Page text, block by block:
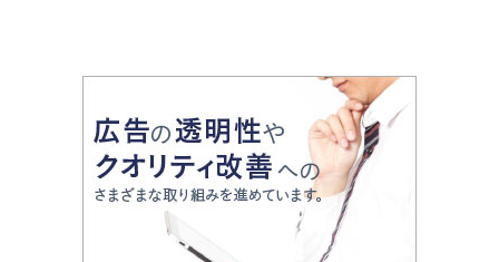
大阪府
兵庫県 京都府 奈良県
和歌山県
鳥取県
島根県 岡山県 広島県
香川県
高知県
教育全般
大学受験塾の選び方
中学受験に熱心な市区町村ランキング
小学校受験
家庭教師
運動と遊びを考える
情報Ⅰ、数学が苦手な人注目！最短距離の学力
アップ法
悩み多き「大学受験」相談室
英語・英会話・英検対策
小学校教師が解説！中学受験のリアル
大学入試改革
ママテクエグザム
進化する中高一貫校・高校